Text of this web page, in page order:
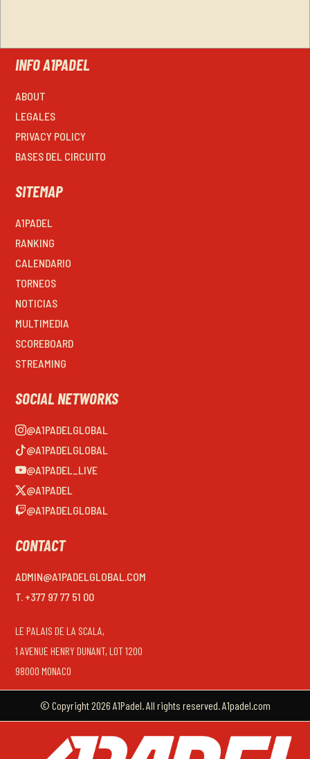
INFO A1PADEL
ABOUT
LEGALES
PRIVACY POLICY
BASES DEL CIRCUITO
SITEMAP
A1PADEL
RANKING
CALENDARIO
TORNEOS
NOTICIAS
MULTIMEDIA
SCOREBOARD
STREAMING
SOCIAL NETWORKS
@A1PADELGLOBAL
@A1PADELGLOBAL
@A1PADEL_LIVE
@A1PADEL
@A1PADELGLOBAL
CONTACT
ADMIN@A1PADELGLOBAL.COM
T. +377 97 77 51 00
LE PALAIS DE LA SCALA,
1 AVENUE HENRY DUNANT, LOT 1200
98000 MONACO
© Copyright 2026 A1Padel. All rights reserved. A1padel.com